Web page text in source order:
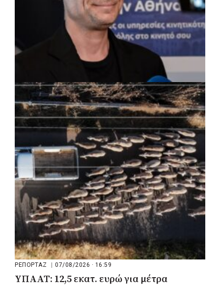
ΡΕΠΟΡΤΑΖ | 07/08/2026 · 17:27
Ο Δούκας για έργα, καθαριότητα και τη
μάχη των επόμενων εκλογών: «Η καλύτερη
μου να κατέβει ο Μπακογιάννης»
ΡΕΠΟΡΤΑΖ 07/08/2026 · 16:59
ΥΠΑΑΤ: 12,5 εκατ. ευρώ για μέτρα